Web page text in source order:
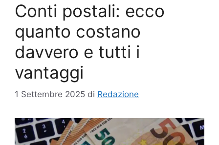
Conti postali: ecco
quanto costano
davvero e tutti i
vantaggi
1 Settembre 2025 di Redazione